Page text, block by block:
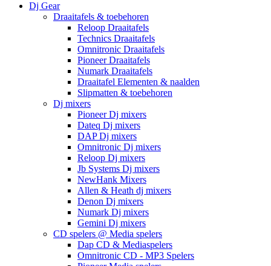
Dj Gear
Draaitafels & toebehoren
Reloop Draaitafels
Technics Draaitafels
Omnitronic Draaitafels
Pioneer Draaitafels
Numark Draaitafels
Draaitafel Elementen & naalden
Slipmatten & toebehoren
Dj mixers
Pioneer Dj mixers
Dateq Dj mixers
DAP Dj mixers
Omnitronic Dj mixers
Reloop Dj mixers
Jb Systems Dj mixers
NewHank Mixers
Allen & Heath dj mixers
Denon Dj mixers
Numark Dj mixers
Gemini Dj mixers
CD spelers @ Media spelers
Dap CD & Mediaspelers
Omnitronic CD - MP3 Spelers